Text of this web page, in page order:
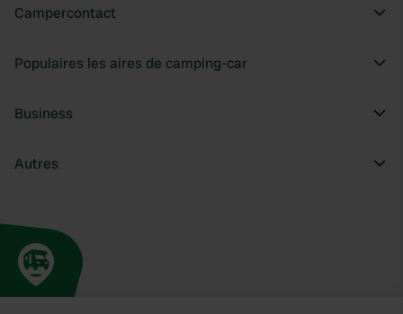
Campercontact
Populaires les aires de camping-car
Business
Autres